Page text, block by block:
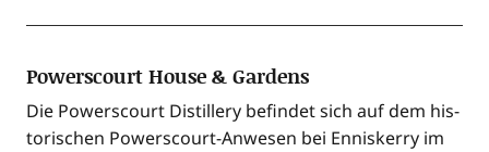
Powerscourt House & Gardens
Die Powers­court Distil­lery befin­det sich auf dem his­
to­ri­schen Powers­court-Anwe­sen bei Ennis­ker­ry im